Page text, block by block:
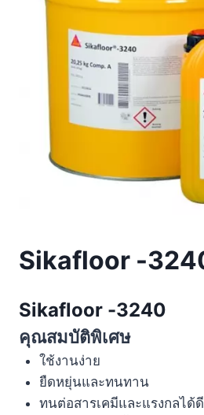
Sikafloor -3240
คุณสมบัติพิเศษ
ใช้งานง่าย
ยืดหยุ่นและทนทาน
ทนต่อสารเคมีและแรงกลได้ดี